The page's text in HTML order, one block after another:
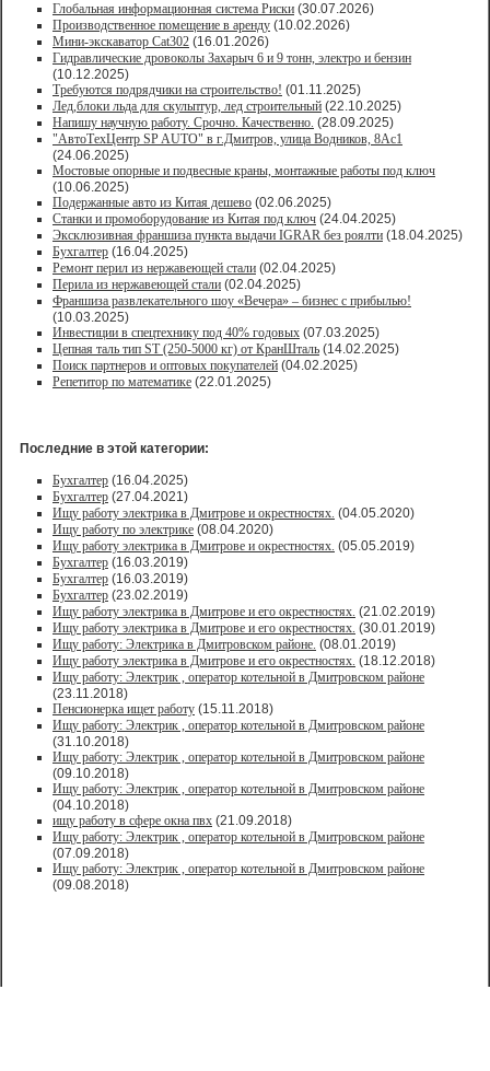
Глобальная информационная система Риски (30.07.2026)
Производственное помещение в аренду (10.02.2026)
Мини-экскаватор Cat302 (16.01.2026)
Гидравлические дровоколы Захарыч 6 и 9 тонн, электро и бензин
(10.12.2025)
Требуются подрядчики на строительство! (01.11.2025)
Лед,блоки льда для скульптур, лед строительный (22.10.2025)
Напишу научную работу. Срочно. Качественно. (28.09.2025)
"АвтоТехЦентр SP AUTO" в г.Дмитров, улица Водников, 8Ас1
(24.06.2025)
Мостовые опорные и подвесные краны, монтажные работы под ключ
(10.06.2025)
Подержанные авто из Китая дешево (02.06.2025)
Станки и промоборудование из Китая под ключ (24.04.2025)
Эксклюзивная франшиза пункта выдачи IGRAR без роялти (18.04.2025)
Бухгалтер (16.04.2025)
Ремонт перил из нержавеющей стали (02.04.2025)
Перила из нержавеющей стали (02.04.2025)
Франшиза развлекательного шоу «Вечера» – бизнес с прибылью!
(10.03.2025)
Инвестиции в спецтехнику под 40% годовых (07.03.2025)
Цепная таль тип ST (250-5000 кг) от КранШталь (14.02.2025)
Поиск партнеров и оптовых покупателей (04.02.2025)
Репетитор по математике (22.01.2025)
Последние в этой категории:
Бухгалтер (16.04.2025)
Бухгалтер (27.04.2021)
Ищу работу электрика в Дмитрове и окрестностях. (04.05.2020)
Ищу работу по электрике (08.04.2020)
Ищу работу электрика в Дмитрове и окрестностях. (05.05.2019)
Бухгалтер (16.03.2019)
Бухгалтер (16.03.2019)
Бухгалтер (23.02.2019)
Ищу работу электрика в Дмитрове и его окрестностях. (21.02.2019)
Ищу работу электрика в Дмитрове и его окрестностях. (30.01.2019)
Ищу работу: Электрика в Дмитровском районе. (08.01.2019)
Ищу работу электрика в Дмитрове и его окрестностях. (18.12.2018)
Ищу работу: Электрик , оператор котельной в Дмитровском районе
(23.11.2018)
Пенсионерка ищет работу (15.11.2018)
Ищу работу: Электрик , оператор котельной в Дмитровском районе
(31.10.2018)
Ищу работу: Электрик , оператор котельной в Дмитровском районе
(09.10.2018)
Ищу работу: Электрик , оператор котельной в Дмитровском районе
(04.10.2018)
ищу работу в сфере окна пвх (21.09.2018)
Ищу работу: Электрик , оператор котельной в Дмитровском районе
(07.09.2018)
Ищу работу: Электрик , оператор котельной в Дмитровском районе
(09.08.2018)